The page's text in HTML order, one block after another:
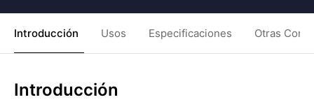
Introducción Usos Especificaciones Otras
Introducción